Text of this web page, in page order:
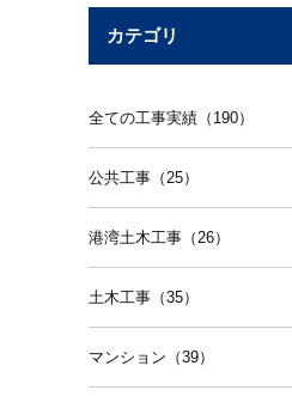
カテゴリ
全ての工事実績（190）
公共工事（25）
港湾土木工事（26）
土木工事（35）
マンション（39）